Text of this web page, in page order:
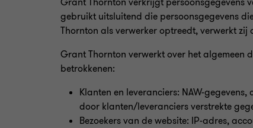
gebruikt uitsluitend die persoonsgegevens
Thornton als verwerker optreedt, verwerkt
Grant Thornton verwerkt over het algemeen
betrokkenen:
Klanten en leveranciers: NAW-
door klanten/leveranciers verstrekte
Bezoekers van de website: IP-adres,